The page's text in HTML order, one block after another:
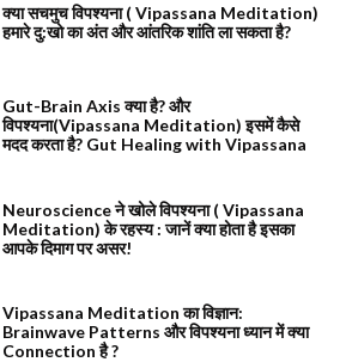
क्या सचमुच विपश्यना ( Vipassana Meditation)
हमारे दु:खो का अंत और आंतरिक शांति ला सकता है?
Gut-Brain Axis क्या है? और
विपश्यना(Vipassana Meditation) इसमें कैसे
मदद करता है? Gut Healing with Vipassana
Neuroscience ने खोले विपश्यना ( Vipassana
Meditation) के रहस्य : जानें क्या होता है इसका
आपके दिमाग पर असर!
Vipassana Meditation का विज्ञान:
Brainwave Patterns और विपश्यना ध्यान में क्या
Connection है ?